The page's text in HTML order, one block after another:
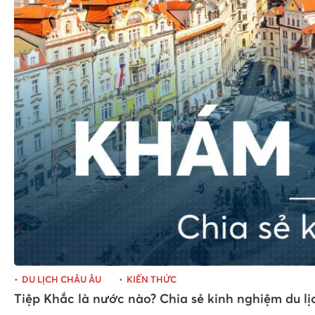
DU LỊCH CHÂU ÂU KIẾN THỨC
Tiệp Khắc là nước nào? Chia sẻ kinh nghiệm du